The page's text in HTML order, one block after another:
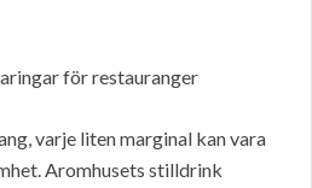
för restauranger
varje liten marginal kan vara
Aromhusets stilldrink